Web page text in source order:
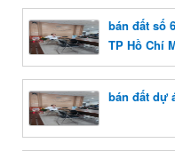
bán đất số
TP Hồ Chí
bán đất dự